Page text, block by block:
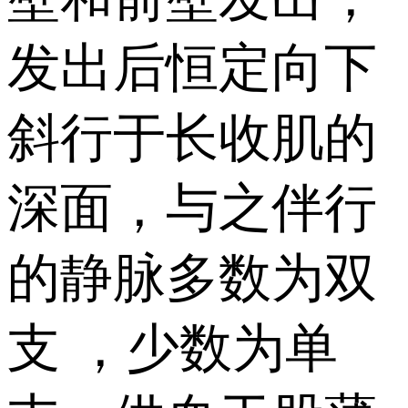
发出后恒定向下
斜行于长收肌的
深面，与之伴行
的静脉多数为双
支 ，少数为单